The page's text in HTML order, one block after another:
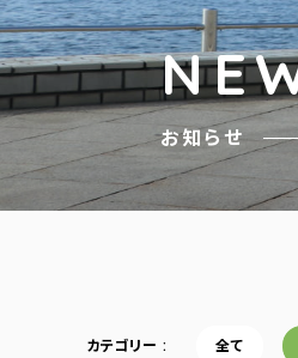
お知らせ
カテゴリー 全て